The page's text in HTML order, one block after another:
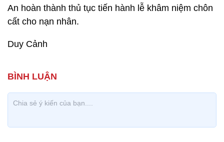
An hoàn thành thủ tục tiến hành lễ khâm niệm chôn
cất cho nạn nhân.
Duy Cảnh